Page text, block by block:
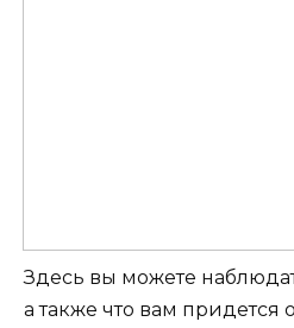
Здесь вы можете
а также что вам придется